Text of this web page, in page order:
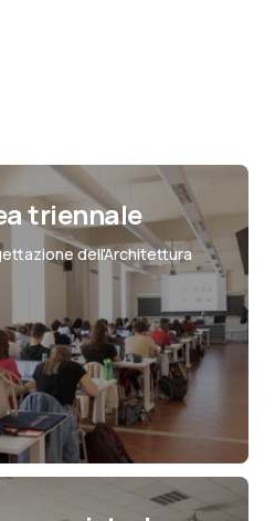
triennale
dell'Architettura